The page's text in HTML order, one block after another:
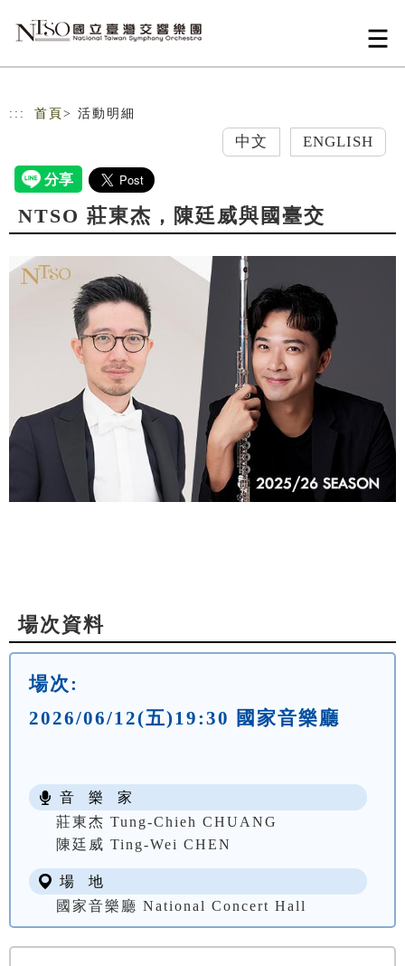
::: 首頁 > 活動明細
中文 ENGLISH
NTSO 莊東杰，陳廷威與國臺交
場次資料
場次:
2026/06/12(五)19:30 國家音樂廳
音 樂 家
莊東杰 Tung-Chieh CHUANG
陳廷威 Ting-Wei CHEN
場 地
國家音樂廳 National Concert Hall